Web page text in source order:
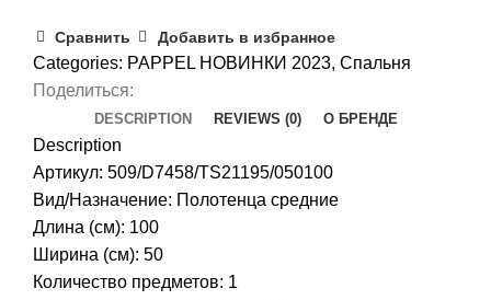
Сравнить Добавить в избранное
Categories: PAPPEL НОВИНКИ 2023, Спальня
Поделиться:
DESCRIPTION REVIEWS (0) О БРЕНДЕ
Description
Артикул: 509/D7458/TS21195/050100
Вид/Назначение: Полотенца средние
Длина (см): 100
Ширина (см): 50
Количество предметов: 1